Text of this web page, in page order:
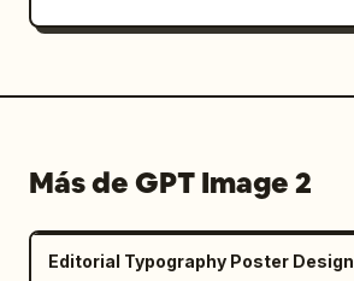
Más de GPT Image 2
Editorial Typography Poster Design